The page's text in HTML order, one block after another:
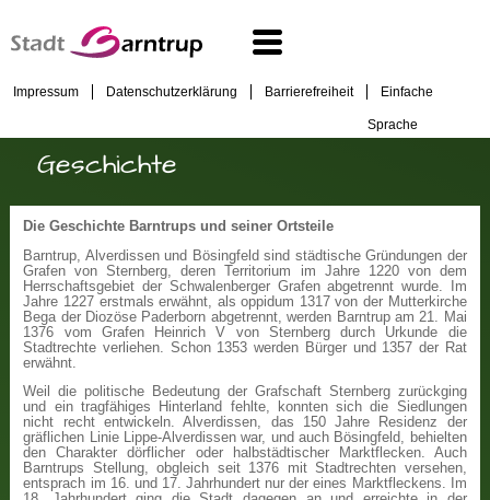
Impressum Datenschutzerklärung Barrierefreiheit Einfache
Sprache
Geschichte
Die Geschichte Barntrups und seiner Ortsteile
Barntrup, Alverdissen und Bösingfeld sind städtische Gründungen der
Grafen von Sternberg, deren Territorium im Jahre 1220 von dem
Herrschaftsgebiet der Schwalenberger Grafen abgetrennt wurde. Im
Jahre 1227 erstmals erwähnt, als oppidum 1317 von der Mutterkirche
Bega der Diozöse Paderborn abgetrennt, werden Barntrup am 21. Mai
1376 vom Grafen Heinrich V von Sternberg durch Urkunde die
Stadtrechte verliehen. Schon 1353 werden Bürger und 1357 der Rat
erwähnt.
Weil die politische Bedeutung der Grafschaft Sternberg zurückging
und ein tragfähiges Hinterland fehlte, konnten sich die Siedlungen
nicht recht entwickeln. Alverdissen, das 150 Jahre Residenz der
gräflichen Linie Lippe-Alverdissen war, und auch Bösingfeld, behielten
den Charakter dörflicher oder halbstädtischer Marktflecken. Auch
Barntrups Stellung, obgleich seit 1376 mit Stadtrechten versehen,
entsprach im 16. und 17. Jahrhundert nur der eines Marktfleckens. Im